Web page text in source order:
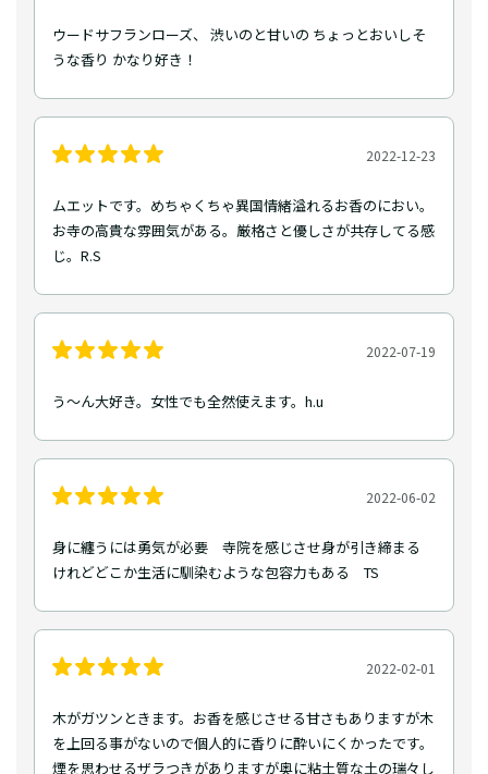
ウードサフランローズ、 渋いのと甘いの ちょっとおいしそ
うな香り かなり好き！
2022-12-23
ムエットです。めちゃくちゃ異国情緒溢れるお香のにおい。
お寺の高貴な雰囲気がある。厳格さと優しさが共存してる感
じ。R.S
2022-07-19
う〜ん大好き。女性でも全然使えます。h.u
2022-06-02
身に纏うには勇気が必要 寺院を感じさせ身が引き締まる
けれどどこか生活に馴染むような包容力もある TS
2022-02-01
木がガツンときます。お香を感じさせる甘さもありますが木
を上回る事がないので個人的に香りに酔いにくかったです。
煙を思わせるザラつきがありますが奥に粘土質な土の瑞々し